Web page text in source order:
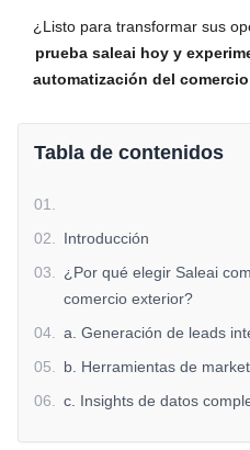
¿Listo para transformar sus
prueba saleai hoy y
automatización del
Tabla de contenidos
01
02
Introducción
03
¿Por qué elegir Saleai
comercio exterior?
04
a. Generación de leads
05
b. Herramientas de
06
c. Insights de datos